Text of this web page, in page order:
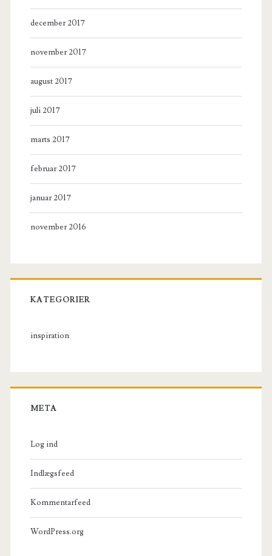
december 2017
november 2017
august 2017
juli 2017
marts 2017
februar 2017
januar 2017
november 2016
KATEGORIER
inspiration
META
Log ind
Indlægsfeed
Kommentarfeed
WordPress.org